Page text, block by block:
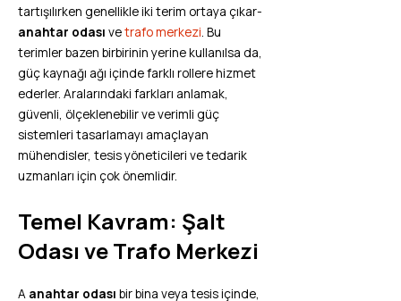
tartışılırken genellikle iki terim ortaya çıkar-
anahtar odası vetrafo merkezi . Bu
terimler bazen birbirinin yerine kullanılsa da,
güç kaynağı ağı içinde farklı rollere hizmet
ederler. Aralarındaki farkları anlamak,
güvenli, ölçeklenebilir ve verimli güç
sistemleri tasarlamayı amaçlayan
mühendisler, tesis yöneticileri ve tedarik
uzmanları için çok önemlidir.
Temel Kavram: Şalt
Odası ve Trafo Merkezi
A anahtar odası bir bina veya tesis içinde,